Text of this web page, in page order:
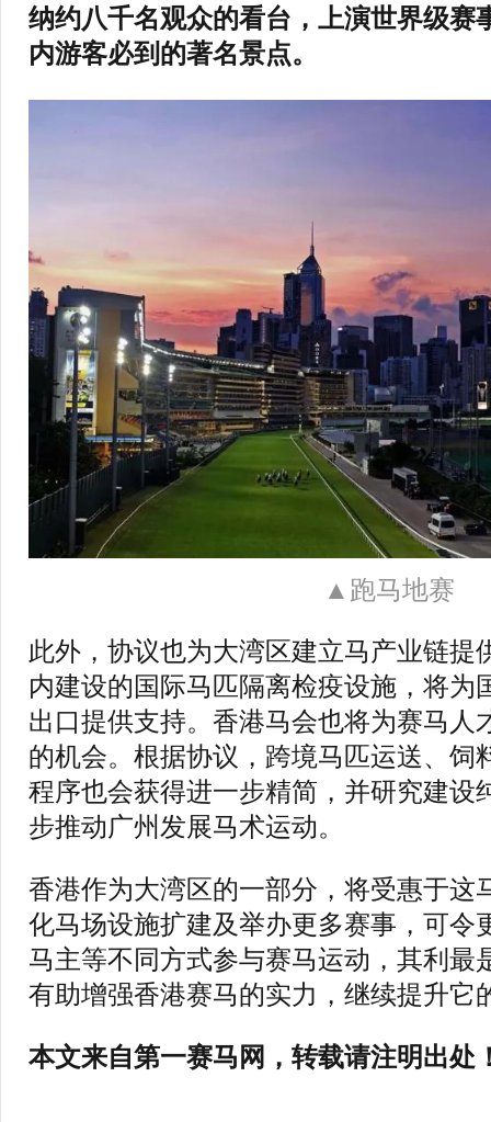
纳约八千名观众的看台，上演世界级赛
内游客必到的著名景点。
▲跑马地赛
此外，协议也为大湾区建立马产业链提
内建设的国际马匹隔离检疫设施，将为
出口提供支持。香港马会也将为赛马人
的机会。根据协议，跨境马匹运送、饲
程序也会获得进一步精简，并研究建设
步推动广州发展马术运动。
香港作为大湾区的一部分，将受惠于这
化马场设施扩建及举办更多赛事，可令
马主等不同方式参与赛马运动，其利最
有助增强香港赛马的实力，继续提升它
本文来自第一赛马网，转载请注明出处